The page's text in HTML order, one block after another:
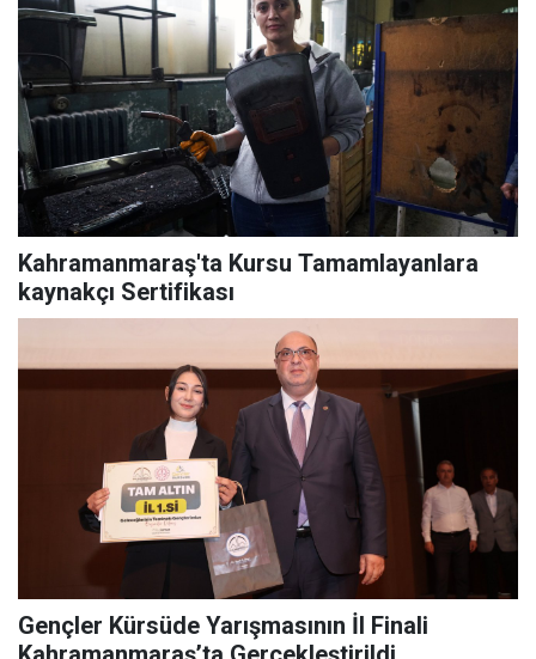
Kahramanmaraş'ta Kursu Tamamlayanlara
kaynakçı Sertifikası
Gençler Kürsüde Yarışmasının İl Finali